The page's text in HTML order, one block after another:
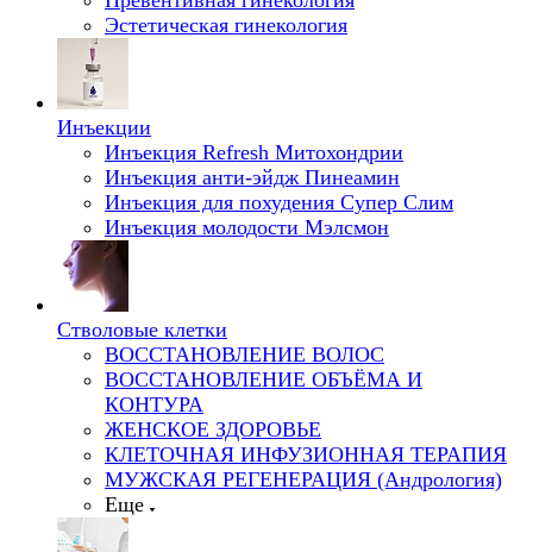
Эстетическая гинекология
Инъекции
Инъекция Refresh Митохондрии
Инъекция анти-эйдж Пинеамин
Инъекция для похудения Супер Слим
Инъекция молодости Мэлсмон
Стволовые клетки
ВОССТАНОВЛЕНИЕ ВОЛОС
ВОССТАНОВЛЕНИЕ ОБЪЁМА И
КОНТУРА
ЖЕНСКОЕ ЗДОРОВЬЕ
КЛЕТОЧНАЯ ИНФУЗИОННАЯ ТЕРАПИЯ
МУЖСКАЯ РЕГЕНЕРАЦИЯ (Андрология)
Еще